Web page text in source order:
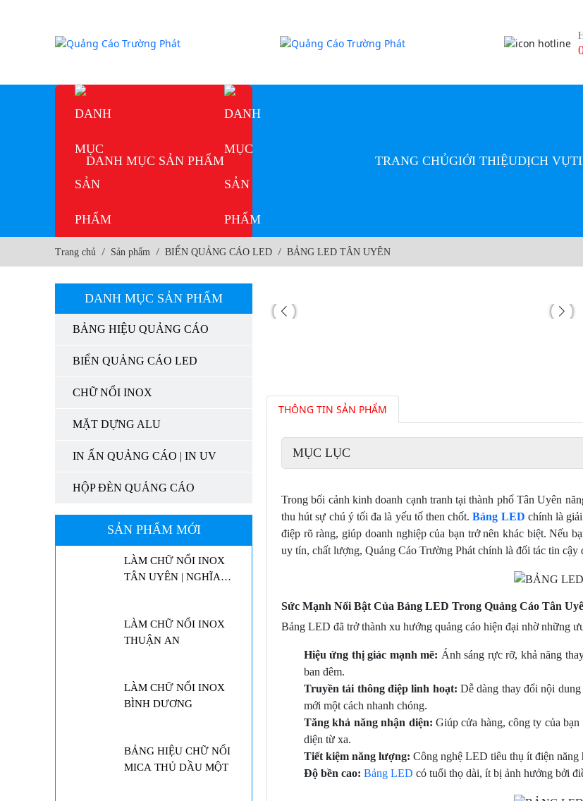
DANH MỤC SẢN PHẨM TRANG CHỦGIỚI THIỆUDỊCH VỤ
Trang chủ Sản phẩm BIỂN QUẢNG CÁO LED BẢNG LED TÂN UYÊN
DANH MỤC SẢN PHẨM
BẢNG HIỆU QUẢNG CÁO
BIỂN QUẢNG CÁO LED
CHỮ NỔI INOX
MẶT DỰNG ALU
IN ẤN QUẢNG CÁO | IN UV
HỘP ĐÈN QUẢNG CÁO
SẢN PHẨM MỚI
LÀM CHỮ NỔI INOX
TÂN UYÊN | NGHĨA
LÀM CHỮ NỔI INOX
THUẬN AN
LÀM CHỮ NỔI INOX
BÌNH DƯƠNG
BẢNG HIỆU CHỮ NỔI
MICA THỦ DẦU MỘT
THÔNG TIN SẢN PHẨM
MỤC LỤC
Trong bối cảnh kinh doanh cạnh tranh tại thành phố Tân Uyên
thu hút sự chú ý tối đa là yếu tố then chốt.Bảng LED chính là
điệp rõ ràng, giúp doanh nghiệp của bạn trở nên khác biệt. Nếu
uy tín, chất lượng, Quảng Cáo Trường Phát chính là đối tác tin cậy
Sức Mạnh Nổi Bật Của Bảng LED Trong Quảng Cáo Tân
Bảng LED đã trở thành xu hướng quảng cáo hiện đại nhờ những
Hiệu ứng thị giác mạnh mẽ: Ánh sáng rực rỡ, khả năng
ban đêm.
Truyền tải thông điệp linh hoạt: Dễ dàng thay đổi nội
mới một cách nhanh chóng.
Tăng khả năng nhận diện: Giúp cửa hàng, công ty của
diện từ xa.
Tiết kiệm năng lượng: Công nghệ LED tiêu thụ ít điện năng
Độ bền cao: Bảng LED có tuổi thọ dài, ít bị ảnh hưởng bởi